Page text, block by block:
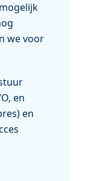
we voor
en
en